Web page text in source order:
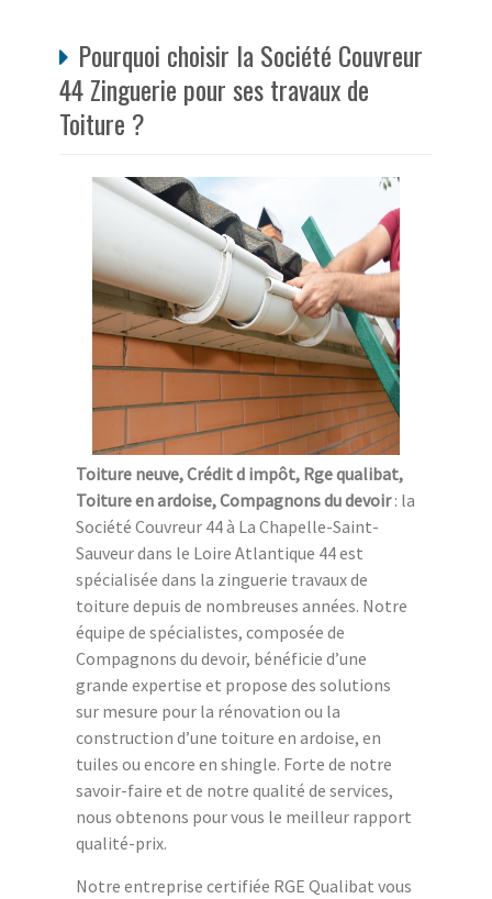
Pourquoi choisir la Société Couvreur
44 Zinguerie pour ses travaux de
Toiture ?
Toiture neuve, Crédit d impôt, Rge qualibat,
Toiture en ardoise, Compagnons du devoir: la
Société Couvreur 44 à La Chapelle-Saint-
Sauveur dans le Loire Atlantique 44 est
spécialisée dans la zinguerie travaux de
toiture depuis de nombreuses années. Notre
équipe de spécialistes, composée de
Compagnons du devoir, bénéficie d’une
grande expertise et propose des solutions
sur mesure pour la rénovation ou la
construction d’une toiture en ardoise, en
tuiles ou encore en shingle. Forte de notre
savoir-faire et de notre qualité de services,
nous obtenons pour vous le meilleur rapport
qualité-prix.
Notre entreprise certifiée RGE Qualibat vous